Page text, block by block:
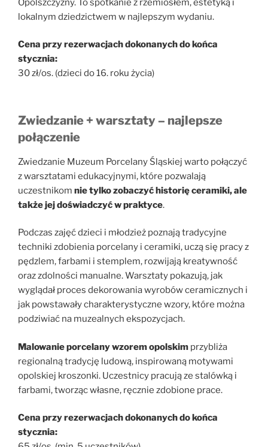
Opolszczyzny. To spotkanie z rzemiosłem, estetyką i
lokalnym dziedzictwem w najlepszym wydaniu.
Cena przy rezerwacjach dokonanych do końca
stycznia:
30 zł/os. (dzieci do 16. roku życia)
Zwiedzanie + warsztaty – najlepsze
połączenie
Zwiedzanie Muzeum Porcelany Śląskiej warto połączyć
z warsztatami edukacyjnymi, które pozwalają
uczestnikom nie tylko zobaczyć historię ceramiki, ale
także jej doświadczyć w praktyce.
Podczas zajęć dzieci i młodzież poznają tradycyjne
techniki zdobienia porcelany i ceramiki, uczą się pracy z
pędzlem, farbami i stemplem, rozwijają kreatywność
oraz zdolności manualne. Warsztaty pokazują, jak
wyglądał proces dekorowania wyrobów ceramicznych i
jak powstawały charakterystyczne wzory, które można
podziwiać na muzealnych ekspozycjach.
Malowanie porcelany wzorem opolskim przybliża
regionalną tradycję ludową, inspirowaną motywami
opolskiej kroszonki. Uczestnicy pracują ze stalówką i
farbami, tworząc własne, ręcznie zdobione prace.
Cena przy rezerwacjach dokonanych do końca
stycznia: